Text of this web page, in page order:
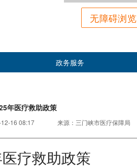
无障碍浏览
政务服务
年医疗救助政策
16 08:17 来源： 三门峡市医疗保障局
医疗救助政策